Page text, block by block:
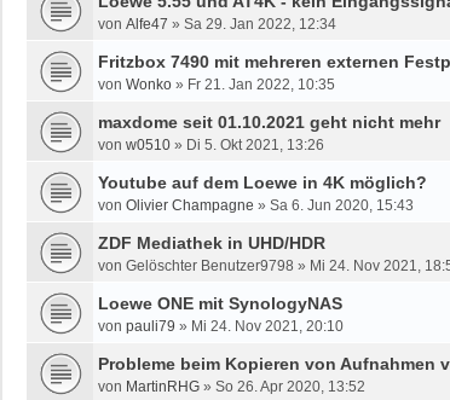
von Alfe47 » Sa 29. Jan 2022, 12:34
Fritzbox 7490 mit mehreren externen
von Wonko » Fr 21. Jan 2022, 10:35
maxdome seit 01.10.2021 geht nicht mehr
von w0510 » Di 5. Okt 2021, 13:26
Youtube auf dem Loewe in 4K möglich?
von Olivier Champagne » Sa 6. Jun 2020, 15:43
ZDF Mediathek in UHD/HDR
von Gelöschter Benutzer9798 » Mi 24. Nov 2021,
Loewe ONE mit SynologyNAS
von pauli79 » Mi 24. Nov 2021, 20:10
Probleme beim Kopieren von Aufnahmen
von MartinRHG » So 26. Apr 2020, 13:52